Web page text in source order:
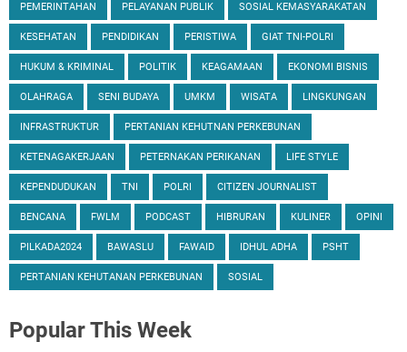
PEMERINTAHAN PELAYANAN PUBLIK SOSIAL KEMASYARAKATAN
KESEHATAN PENDIDIKAN PERISTIWA GIAT TNI-POLRI
HUKUM & KRIMINAL POLITIK KEAGAMAAN EKONOMI BISNIS
OLAHRAGA SENI BUDAYA UMKM WISATA LINGKUNGAN
INFRASTRUKTUR PERTANIAN KEHUTNAN PERKEBUNAN
KETENAGAKERJAAN PETERNAKAN PERIKANAN LIFE STYLE
KEPENDUDUKAN TNI POLRI CITIZEN JOURNALIST
BENCANA FWLM PODCAST HIBRURAN KULINER OPINI
PILKADA2024 BAWASLU FAWAID IDHUL ADHA PSHT
PERTANIAN KEHUTANAN PERKEBUNAN SOSIAL
PopularThis Week